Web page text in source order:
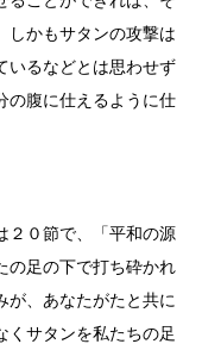
しかもサタンの攻撃は
いるなどとは思わせず
の腹に仕えるように仕
２０節で、「平和の源
の足の下で打ち砕かれ
が、あなたがたと共に
くサタンを私たちの足